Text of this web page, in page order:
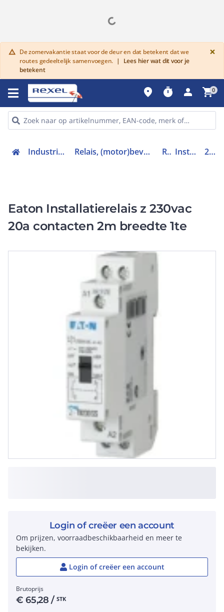
warning De zomervakantie staat voor de deur en dat betekent dat we
routes gedeeltelijk samenvoegen. |
Lees hier wat dit voor je
betekent
×
place timer person shopping_cart0
Industriele componenten Relais, (motor)beveiliging en magneetschakelaars Relais Installatierelais 265574
Eaton Installatierelais z 230vac
20a contacten 2m breedte 1te
Login of creëer een account
Om prijzen, voorraadbeschikbaarheid en meer te
bekijken.
Login of creëer een account
Brutoprijs
€65,28 / STK